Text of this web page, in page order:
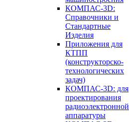
КОМПАС-3D:
Справочники и
Стандартные
Изделия
Приложения для
КТПП
(конструкторско-
технологических
задач)
КОМПАС-3D: для
проектирования
радиоэлектронной
аппаратуры